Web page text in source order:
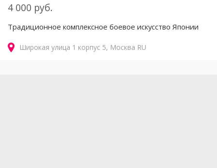
4 000 руб.
Традиционное комплексное боевое искусство Японии
Широкая улица 1 корпус 5 Москва RU